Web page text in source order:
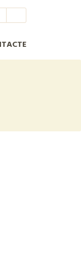
de la Natura